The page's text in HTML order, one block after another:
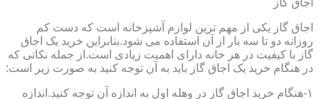
اجاق گاز یکی از مهم ترین لوازم آشپزخانه است که دست کم
روزانه دو تا سه بار از آن استفاده می شود.بنابراین خرید یک اجاق
گاز با کیفیت در هر خانه دارای اهمیت زیادی است.از جمله نکاتی که
در هنگام خرید یک اجاق گاز باید به آن توجه کنید به صورت زیر است:
۱-هنگام خرید اجاق گاز در وهله اول به اندازه آن توجه کنید.اندازه